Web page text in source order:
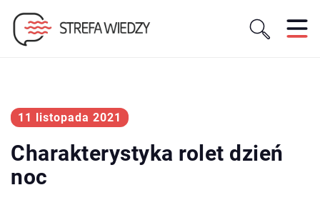
11 listopada 2021
Charakterystyka rolet dzień
noc